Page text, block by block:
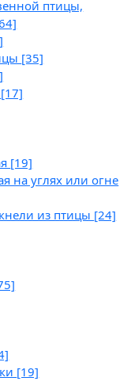
птицы,
[35]
[17]
[19]
на углях или огне
из птицы [24]
[19]